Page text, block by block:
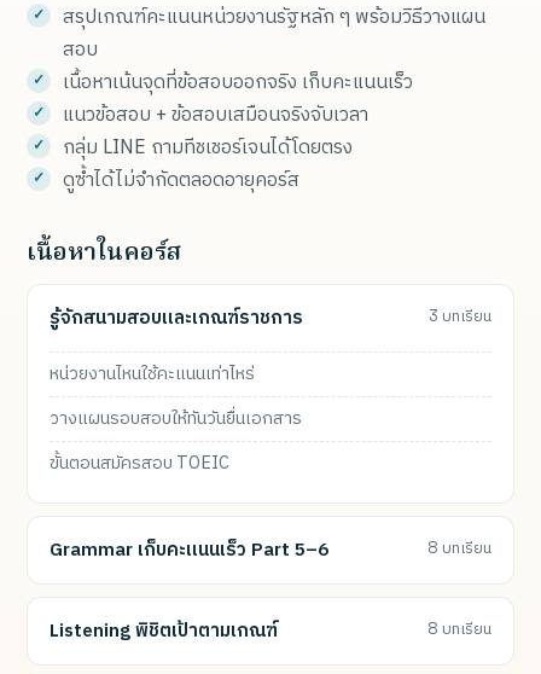
สรุปเกณฑ์คะแนนหน่วยงานรัฐหลัก ๆ พร้อมวิธีวางแผน
สอบ
เนื้อหาเน้นจุดที่ข้อสอบออกจริง เก็บคะแนนเร็ว
แนวข้อสอบ + ข้อสอบเสมือนจริงจับเวลา
กลุ่ม LINE ถามทีชเชอร์เจนได้โดยตรง
ดูซ้ำได้ไม่จำกัดตลอดอายุคอร์ส
เนื้อหาในคอร์ส
รู้จักสนามสอบและเกณฑ์ราชการ 3 บทเรียน
หน่วยงานไหนใช้คะแนนเท่าไหร่
วางแผนรอบสอบให้ทันวันยื่นเอกสาร
ขั้นตอนสมัครสอบ TOEIC
Grammar เก็บคะแนนเร็ว Part 5–6 8 บทเรียน
Listening พิชิตเป้าตามเกณฑ์ 8 บทเรียน